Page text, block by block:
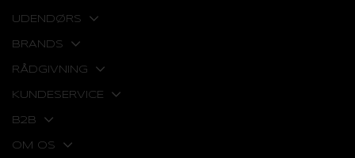
UDENDØRS
BRANDS
RÅDGIVNING
KUNDESERVICE
B2B
OM OS